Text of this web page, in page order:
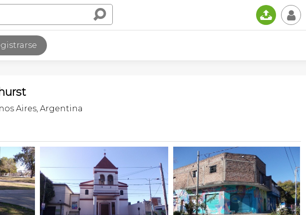
📤 👤
Aires, Argentina